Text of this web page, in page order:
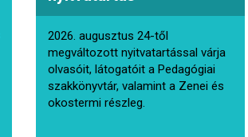
2026. augusztus 24-től
megváltozott nyitvatartással várja
olvasóit, látogatóit a Pedagógiai
szakkönyvtár, valamint a Zenei és
okostermi részleg.